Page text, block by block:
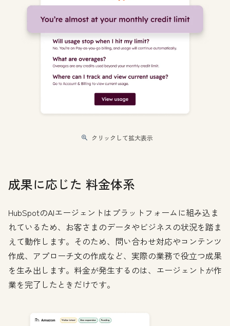
クリックして拡大表示
成果に応じた 料金体系
HubSpotのAIエージェントはプラットフォームに組み込ま
れているため、お客さまのデータやビジネスの状況を踏ま
えて動作します。そのため、問い合わせ対応やコンテンツ
作成、アプローチ文の作成など、実際の業務で役立つ成果
を生み出します。料金が発生するのは、エージェントが作
業を完了したときだけです。